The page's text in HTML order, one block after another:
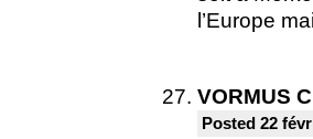
l’Europe
VORMUS
Posted 22